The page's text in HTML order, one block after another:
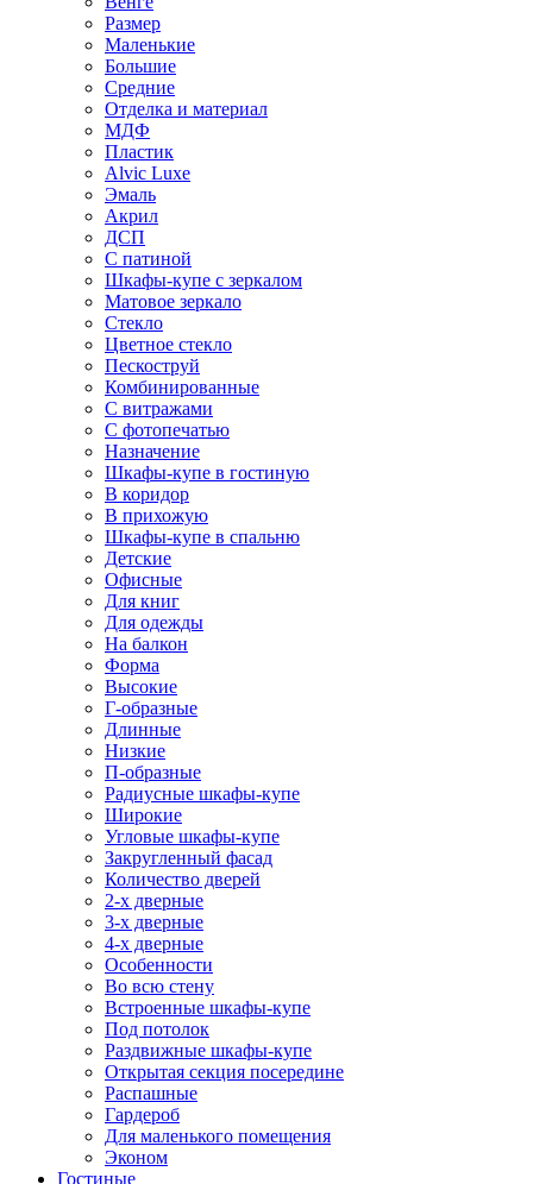
Размер
Маленькие
Большие
Средние
Отделка и материал
МДФ
Пластик
Alvic Luxe
Эмаль
Акрил
ДСП
С патиной
Шкафы-купе с зеркалом
Матовое зеркало
Стекло
Цветное стекло
Пескоструй
Комбинированные
С витражами
С фотопечатью
Назначение
Шкафы-купе в гостиную
В коридор
В прихожую
Шкафы-купе в спальню
Детские
Офисные
Для книг
Для одежды
На балкон
Форма
Высокие
Г-образные
Длинные
Низкие
П-образные
Радиусные шкафы-купе
Широкие
Угловые шкафы-купе
Закругленный фасад
Количество дверей
2-х дверные
3-х дверные
4-х дверные
Особенности
Во всю стену
Встроенные шкафы-купе
Под потолок
Раздвижные шкафы-купе
Открытая секция посередине
Распашные
Гардероб
Для маленького помещения
Эконом
Гостиные